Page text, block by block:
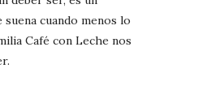
suena cuando menos lo
Café con Leche nos